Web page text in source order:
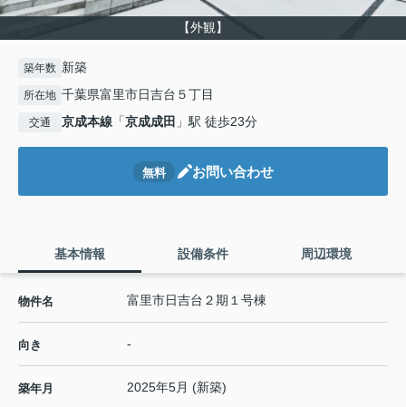
【外観】
築年数 新築
所在地 千葉県富里市日吉台５丁目
交通 京成本線 「京成成田 」駅 徒歩23分
無料 お問い合わせ
基本情報 設備条件 周辺環境
物件名 富里市日吉台２期１号棟
向き -
築年月 2025年5月 (新築)